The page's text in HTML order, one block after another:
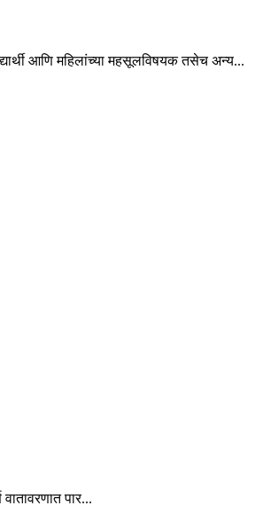
आणि महिलांच्या महसूलविषयक तसेच अन्य...
पार...